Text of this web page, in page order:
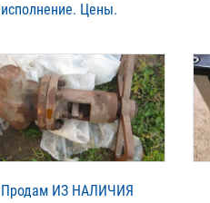
исполнение. Цены.
Продам ИЗ НАЛИЧИЯ